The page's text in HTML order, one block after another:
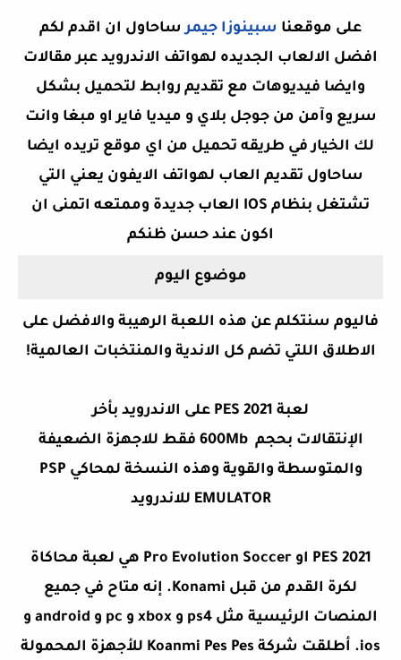
على موقعنا سبينوزا جيمرساحاول ان اقدم لكم
افضل الالعاب الجديده لهواتف الاندرويد عبر مقالات
وايضا فيديوهات مع تقديم روابط لتحميل بشكل
سريع وآمن من جوجل بلاي و ميديا فاير او مبغا وانت
لك الخيار في طريقه تحميل من اي موقع تريده ايضا
ساحاول تقديم العاب لهواتف الايفون يعني التي
تشتغل بنظام IOS العاب جديدة وممتعه اتمنى ان
اكون عند حسن ظنكم
موضوع اليوم
فاليوم سنتكلم عن هذه اللعبة الرهيبة والافضل على
الاطلاق اللتي تضم كل الاندية والمنتخبات العالمية!
لعبة PES 2021 على الاندرويد بأخر
الإنتقالات بحجم 600Mb فقط للاجهزة الضعيفة
والمتوسطة والقوية وهذه النسخة لمحاكي PSP
EMULATOR للاندرويد
PES 2021 او Pro Evolution Soccer هي لعبة محاكاة
لكرة القدم من قبل Konami. إنه متاح في جميع
المنصات الرئيسية مثل ps4 و xbox و pc و android و
ios. أطلقت شركة Koanmi Pes Pes للأجهزة المحمولة